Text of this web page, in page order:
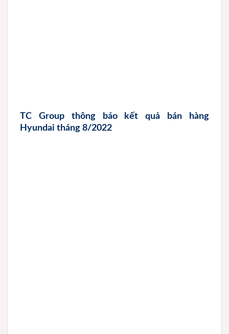
TC Group thông báo kết quả bán hàng
Hyundai tháng 8/2022